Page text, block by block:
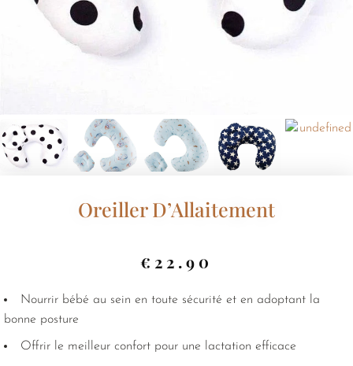
Oreiller D’Allaitement
€ 22.90
Nourrir bébé au sein en toute sécurité et en adoptant la
bonne posture
Offrir le meilleur confort pour une lactation efficace